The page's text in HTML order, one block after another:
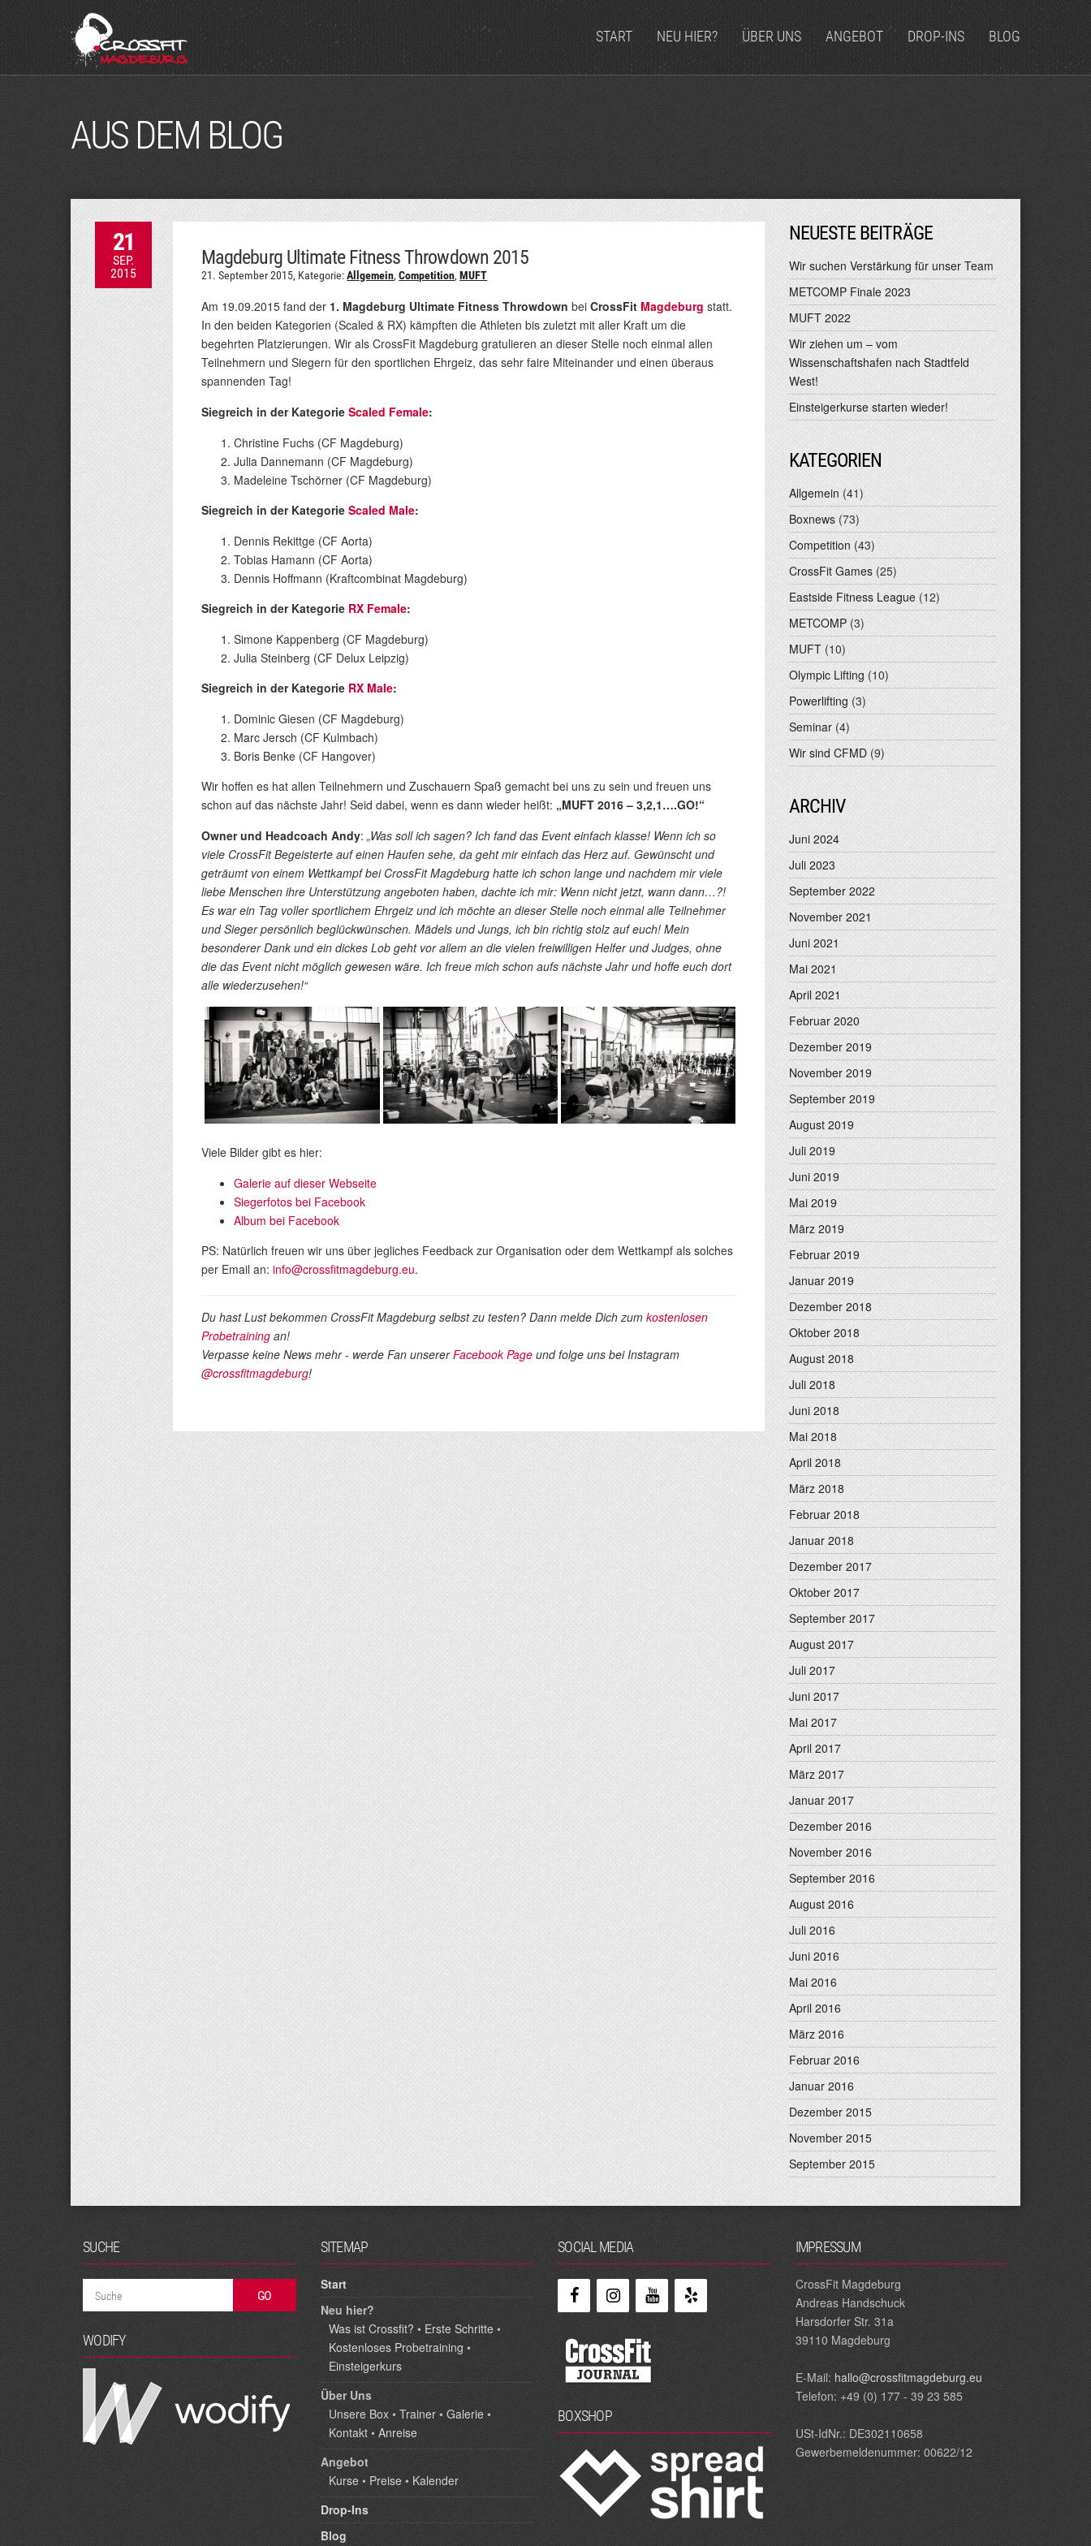
START NEU HIER? ÜBER UNS ANGEBOT DROP-INS BLOG
AUS DEM BLOG
21
SEP.
2015
Magdeburg Ultimate Fitness Throwdown 2015
21. September 2015, Kategorie:Allgemein,Competition,MUFT
Am 19.09.2015 fand der 1. Magdeburg Ultimate Fitness Throwdown beiCrossFit Magdeburg statt.
In den beiden Kategorien (Scaled & RX) kämpften die Athleten bis zuletzt mit aller Kraft um die
begehrten Platzierungen. Wir als CrossFit Magdeburg gratulieren an dieser Stelle noch einmal allen
Teilnehmern und Siegern für den sportlichen Ehrgeiz, das sehr faire Miteinander und einen überaus
spannenden Tag!
Siegreich in der KategorieScaled Female:
Christine Fuchs (CF Magdeburg)
Julia Dannemann (CF Magdeburg)
Madeleine Tschörner (CF Magdeburg)
Siegreich in der KategorieScaled Male:
Dennis Rekittge (CF Aorta)
Tobias Hamann (CF Aorta)
Dennis Hoffmann (Kraftcombinat Magdeburg)
Siegreich in der Kategorie RX Female:
Simone Kappenberg (CF Magdeburg)
Julia Steinberg (CF Delux Leipzig)
Siegreich in der Kategorie RX Male:
Dominic Giesen (CF Magdeburg)
Marc Jersch (CF Kulmbach)
Boris Benke (CF Hangover)
Wir hoffen es hat allen Teilnehmern und Zuschauern Spaß gemacht bei uns zu sein und freuen uns
schon auf das nächste Jahr! Seid dabei, wenn es dann wieder heißt: „MUFT 2016 – 3,2,1….GO!“
Owner und Headcoach Andy:„Was soll ich sagen? Ich fand das Event einfach klasse! Wenn ich so
viele CrossFit Begeisterte auf einen Haufen sehe, da geht mir einfach das Herz auf. Gewünscht und
geträumt von einem Wettkampf bei CrossFit Magdeburg hatte ich schon lange und nachdem mir viele
liebe Menschen ihre Unterstützung angeboten haben, dachte ich mir: Wenn nicht jetzt, wann dann…?!
Es war ein Tag voller sportlichem Ehrgeiz und ich möchte an dieser Stelle noch einmal alle Teilnehmer
und Sieger persönlich beglückwünschen. Mädels und Jungs, ich bin richtig stolz auf euch! Mein
besonderer Dank und ein dickes Lob geht vor allem an die vielen freiwilligen Helfer und Judges, ohne
die das Event nicht möglich gewesen wäre. Ich freue mich schon aufs nächste Jahr und hoffe euch dort
alle wiederzusehen!“
Viele Bilder gibt es hier:
Galerie auf dieser Webseite
Siegerfotos bei Facebook
Album bei Facebook
PS: Natürlich freuen wir uns über jegliches Feedback zur Organisation oder dem Wettkampf als solches
per Email an:info@crossfitmagdeburg.eu.
Du hast Lust bekommen CrossFit Magdeburg selbst zu testen? Dann melde Dich zumkostenlosen
Probetraining an!
Verpasse keine News mehr - werde Fan unsererFacebook Page und folge uns bei Instagram
@crossfitmagdeburg!
NEUESTE BEITRÄGE
Wir suchen Verstärkung für unser Team
METCOMP Finale 2023
MUFT 2022
Wir ziehen um – vom
Wissenschaftshafen nach Stadtfeld
West!
Einsteigerkurse starten wieder!
KATEGORIEN
Allgemein (41)
Boxnews (73)
Competition (43)
CrossFit Games (25)
Eastside Fitness League (12)
METCOMP (3)
MUFT (10)
Olympic Lifting (10)
Powerlifting (3)
Seminar (4)
Wir sind CFMD (9)
ARCHIV
Juni 2024
Juli 2023
September 2022
November 2021
Juni 2021
Mai 2021
April 2021
Februar 2020
Dezember 2019
November 2019
September 2019
August 2019
Juli 2019
Juni 2019
Mai 2019
März 2019
Februar 2019
Januar 2019
Dezember 2018
Oktober 2018
August 2018
Juli 2018
Juni 2018
Mai 2018
April 2018
März 2018
Februar 2018
Januar 2018
Dezember 2017
Oktober 2017
September 2017
August 2017
Juli 2017
Juni 2017
Mai 2017
April 2017
März 2017
Januar 2017
Dezember 2016
November 2016
September 2016
August 2016
Juli 2016
Juni 2016
Mai 2016
April 2016
März 2016
Februar 2016
Januar 2016
Dezember 2015
November 2015
September 2015
SUCHE
WODIFY
SITEMAP
Start
Neu hier?
Was ist Crossfit? • Erste Schritte•
Kostenloses Probetraining•
Einsteigerkurs
Über Uns
Unsere Box• Trainer•Galerie•
Kontakt• Anreise
Angebot
Kurse• Preise• Kalender
Drop-Ins
Blog
SOCIAL MEDIA
BOXSHOP
IMPRESSUM
CrossFit Magdeburg
Andreas Handschuck
Harsdorfer Str. 31a
39110 Magdeburg
E‐Mail: hallo@crossfitmagdeburg.eu
Telefon: +49 (0) 177 - 39 23 585
USt-IdNr.: DE302110658
Gewerbemeldenummer: 00622/12